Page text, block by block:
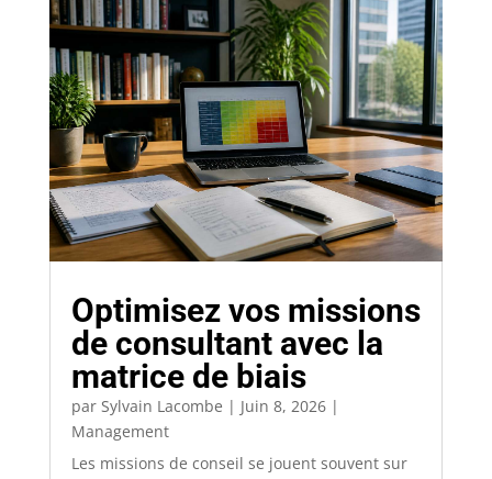
Optimisez vos missions
de consultant avec la
matrice de biais
par Sylvain Lacombe | Juin 8, 2026|
Management
Les missions de conseil se jouent souvent sur